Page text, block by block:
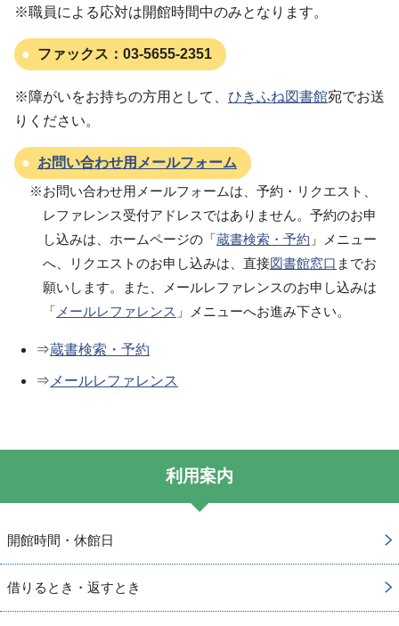
※職員による応対は開館時間中のみとなります。
ファックス： 03-5655-2351
※障がいをお持ちの方用として、 ひきふね図書館宛でお送
りください。
お問い合わせ用メールフォーム
※お問い合わせ用メールフォームは、予約・リクエスト、
レファレンス受付アドレスではありません。予約のお申
し込みは、ホームページの「蔵書検索・予約 」メニュー
へ、リクエストのお申し込みは、直接図書館窓口 までお
願いします。また、メールレファレンスのお申し込みは
「 メールレファレンス 」メニューへお進み下さい。
⇒蔵書検索・予約
⇒ メールレファレンス
利用案内
開館時間・休館日
借りるとき・返すとき